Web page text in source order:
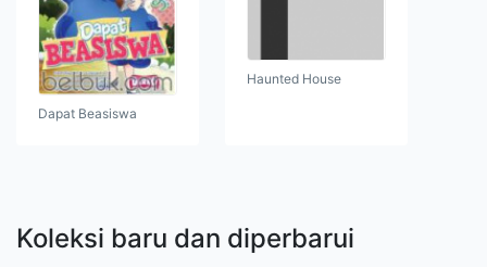
Dapat Beasiswa
Haunted House
Koleksi baru dan diperbarui